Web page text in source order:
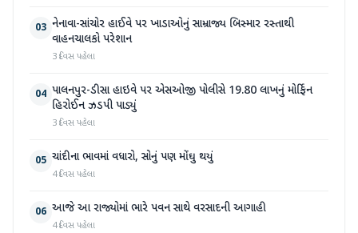
03 નેનાવા-સાંચોર હાઈવે પર ખાડાઓનું સામ્રાજ્ય બિસ્માર રસ્તાથી
વાહનચાલકો પરેશાન
3 દિવસ પહેલા
04 પાલનપુર-ડીસા હાઇવે પર એસઓજી પોલીસે 19.80 લાખનું મોર્ફિન
હિરોઈન ઝડપી પાડ્યું
3 દિવસ પહેલા
05 ચાંદીના ભાવમાં વધારો, સોનું પણ મોંઘુ થયું
4 દિવસ પહેલા
06 આજે આ રાજ્યોમાં ભારે પવન સાથે વરસાદની આગાહી
4 દિવસ પહેલા